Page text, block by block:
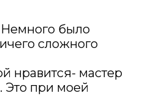
Немного было
сложного
нравится- мастер
Это при моей